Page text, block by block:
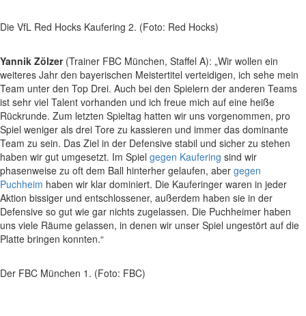
Die VfL Red Hocks Kaufering 2. (Foto: Red Hocks)
Yannik Zölzer(Trainer FBC München, Staffel A): „Wir wollen ein
weiteres Jahr den bayerischen Meistertitel verteidigen, ich sehe mein
Team unter den Top Drei. Auch bei den Spielern der anderen Teams
ist sehr viel Talent vorhanden und ich freue mich auf eine heiße
Rückrunde. Zum letzten Spieltag hatten wir uns vorgenommen, pro
Spiel weniger als drei Tore zu kassieren und immer das dominante
Team zu sein. Das Ziel in der Defensive stabil und sicher zu stehen
haben wir gut umgesetzt. Im Spiel gegen Kaufering sind wir
phasenweise zu oft dem Ball hinterher gelaufen, aber gegen
Puchheim haben wir klar dominiert. Die Kauferinger waren in jeder
Aktion bissiger und entschlossener, außerdem haben sie in der
Defensive so gut wie gar nichts zugelassen. Die Puchheimer haben
uns viele Räume gelassen, in denen wir unser Spiel ungestört auf die
Platte bringen konnten.“
Der FBC München 1. (Foto: FBC)